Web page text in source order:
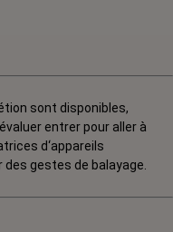
sont disponibles,
entrer pour aller à
d‘appareils
gestes de balayage.